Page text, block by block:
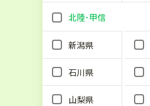
北陸･甲信
新潟県
石川県
山梨県